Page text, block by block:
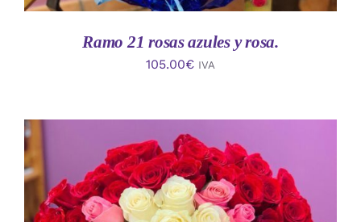
Ramo 21 rosas azules y rosa.
105.00€ IVA